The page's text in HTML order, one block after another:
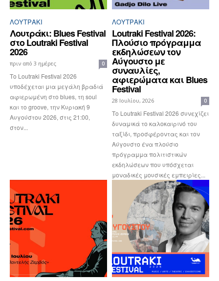
ΛΟΥΤΡΆΚΙ
Λουτράκι: Blues Festival
στο Loutraki Festival
2026
πριν από 3 ημέρες 0
Το Loutraki Festival 2026
υποδέχεται μια μεγάλη βραδιά
αφιερωμένη στο blues, τη soul
και το groove, την Κυριακή 9
Αυγούστου 2026, στις 21:00,
στον...
ΛΟΥΤΡΆΚΙ
Loutraki Festival 2026:
Πλούσιο πρόγραμμα
εκδηλώσεων τον
Αύγουστο με
συναυλίες,
αφιερώματα και Blues
Festival
28 Ιουλίου, 2026 0
Το Loutraki Festival 2026 συνεχίζει
δυναμικά το καλοκαιρινό του
ταξίδι, προσφέροντας και τον
Αύγουστο ένα πλούσιο
πρόγραμμα πολιτιστικών
εκδηλώσεων που υπόσχεται
μοναδικές μουσικές εμπειρίες...